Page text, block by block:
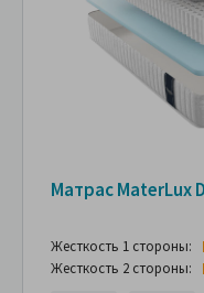
Матрас MaterLux
Жесткость 1 стороны:
Жесткость 2 стороны: